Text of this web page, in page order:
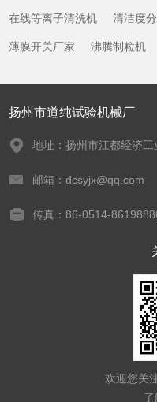
在线等离子清洗机 清洁度
薄膜开关厂家 沸腾制粒机
扬州市道纯试验机械厂
地址：扬州市江都经济工
邮箱：dcsyjx@qq.com
传真：86-0514-
欢迎您关